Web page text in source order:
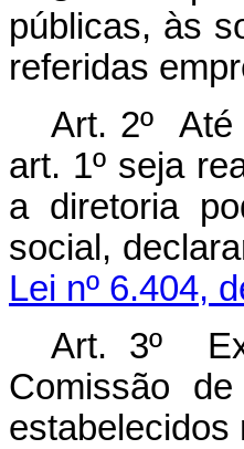
públicas, às
referidas
Art. 2º Até
art. 1º seja
a diretoria
social,
Lei nº 6.404,
Art. 3º
Comissão
estabelecidos